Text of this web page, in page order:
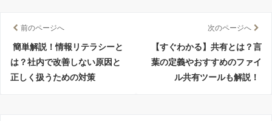
前のページへ
簡単解説！情報リテラシーと
は？社内で改善しない原因と
正しく扱うための対策
次のページへ
【すぐわかる】共有とは？言
葉の定義やおすすめのファイ
ル共有ツールも解説！